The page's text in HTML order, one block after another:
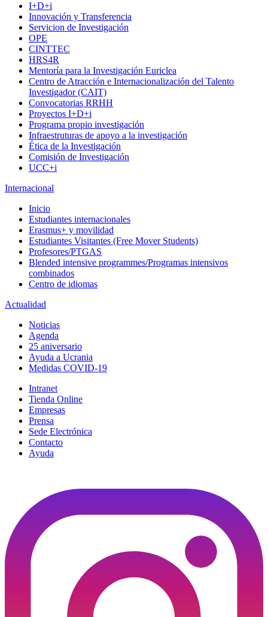
I+D+i
Innovación y Transferencia
Servicion de Investigación
OPE
CINTTEC
HRS4R
Mentoría para la Investigación Euriclea
Centro de Atracción e Internacionalización del Talento
Investigador (CAIT)
Convocatorias RRHH
Proyectos I+D+i
Programa propio investigación
Infraestruturas de apoyo a la investigación
Ética de la Investigación
Comisión de Investigación
UCC+i
Internacional
Inicio
Estudiantes internacionales
Erasmus+ y movilidad
Estudiantes Visitantes (Free Mover Students)
Profesores/PTGAS
Blended intensive programmes/Programas intensivos
combinados
Centro de idiomas
Actualidad
Noticias
Agenda
25 aniversario
Ayuda a Ucrania
Medidas COVID-19
Intranet
Tienda Online
Empresas
Prensa
Sede Electrónica
Contacto
Ayuda